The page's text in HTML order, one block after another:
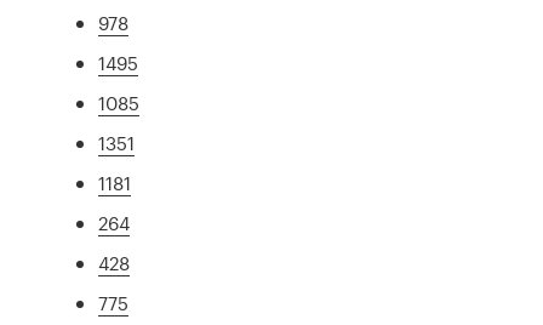
978
1495
1085
1351
1181
264
428
775